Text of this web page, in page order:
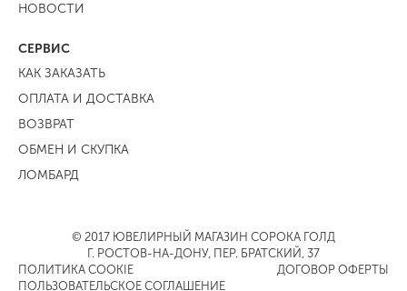
НОВОСТИ
СЕРВИС
КАК ЗАКАЗАТЬ
ОПЛАТА И ДОСТАВКА
ВОЗВРАТ
ОБМЕН И СКУПКА
ЛОМБАРД
© 2017 ЮВЕЛИРНЫЙ МАГАЗИН СОРОКА ГОЛД
Г. РОСТОВ-НА-ДОНУ, ПЕР. БРАТСКИЙ, 37
ПОЛИТИКА COOKIE
ДОГОВОР ОФЕРТЫ
ПОЛЬЗОВАТЕЛЬСКОЕ СОГЛАШЕНИЕ